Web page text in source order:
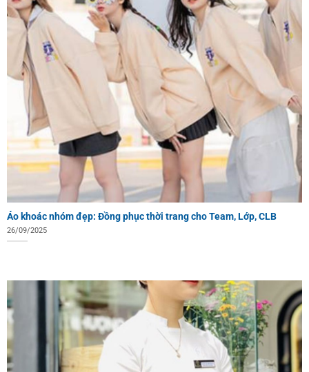
Áo khoác nhóm đẹp: Đồng phục thời trang cho Team, Lớp, CLB
26/09/2025